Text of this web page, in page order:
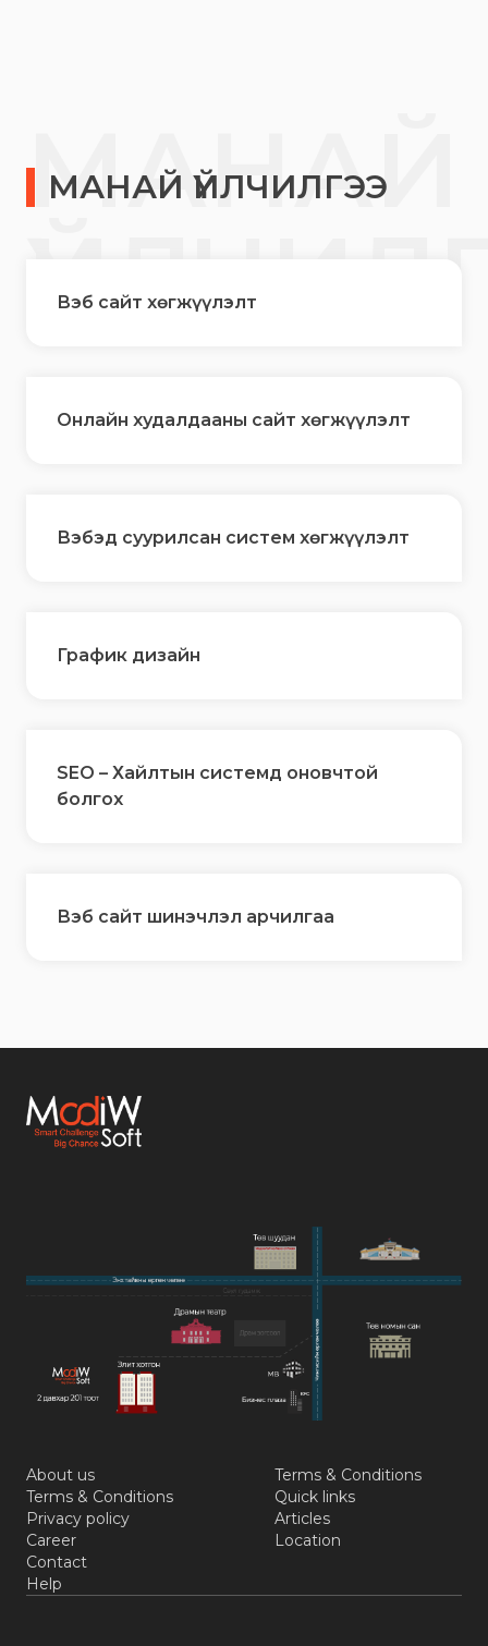
МАНАЙ ҮЙЛЧИЛГЭЭ
МАНАЙ
Вэб сайт хөгжүүлэлт
Онлайн худалдааны сайт хөгжүүлэлт
Вэбэд суурилсан систем хөгжүүлэлт
График дизайн
SEO – Хайлтын системд оновчтой
болгох
Вэб сайт шинэчлэл арчилгаа
About us
Terms & Conditions
Privacy policy
Career
Contact
Help
Terms & Conditions
Quick links
Articles
Location